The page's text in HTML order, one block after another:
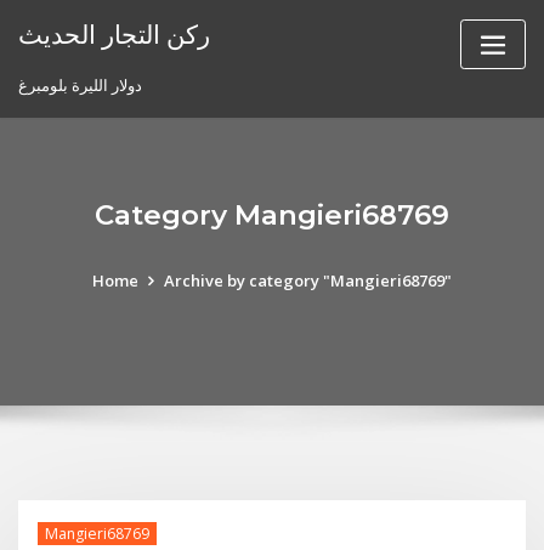
ركن التجار الحديث
دولار الليرة بلومبرغ
Category Mangieri68769
Home Archive by category "Mangieri68769"
Mangieri68769